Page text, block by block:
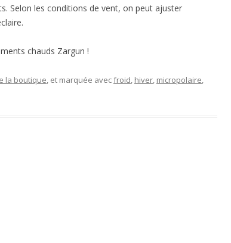
Selon les conditions de vent, on peut ajuster
chauds Zargun !
la boutique, et marquée avecfroid, hiver, micropolaire,